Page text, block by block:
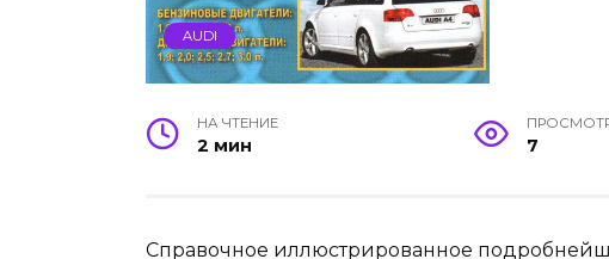
AUDI
НА ЧТЕНИЕ
2 мин 7
Справочное иллюстрированное